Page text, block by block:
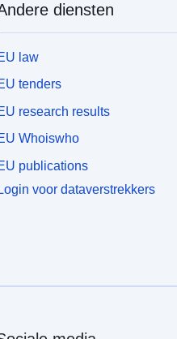
diensten
law
tenders
research results
Whoiswho
publications
Login voor dataverstrekkers